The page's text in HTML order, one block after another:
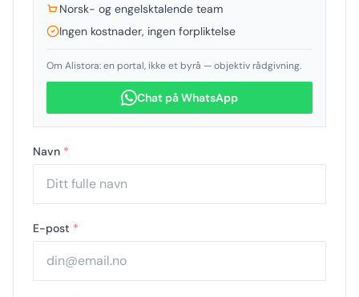
Norsk- og engelsktalende team
Ingen kostnader, ingen forpliktelse
Om Alistora: en portal, ikke et byrå — objektiv rådgivning.
Chat på WhatsApp
Navn *
E-post *